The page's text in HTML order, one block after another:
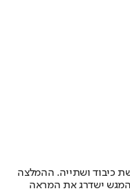
כיבוד ושתייה. ההמלצה
המגש ישדרג את המראה